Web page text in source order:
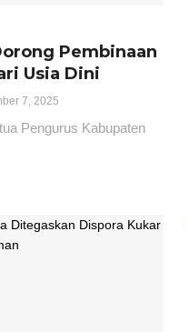
Pembinaan
Usia Dini
7, 2025
Pengurus Kabupaten